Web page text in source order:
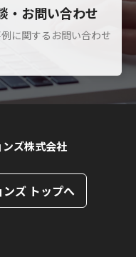
・お問い合わせ
に関するお問い合わせ
ズ株式会社
ズ トップへ